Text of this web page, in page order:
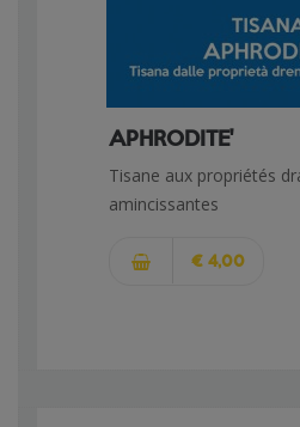
APHRODITE'
Tisane aux propriétés
amincissantes
€ 4,00